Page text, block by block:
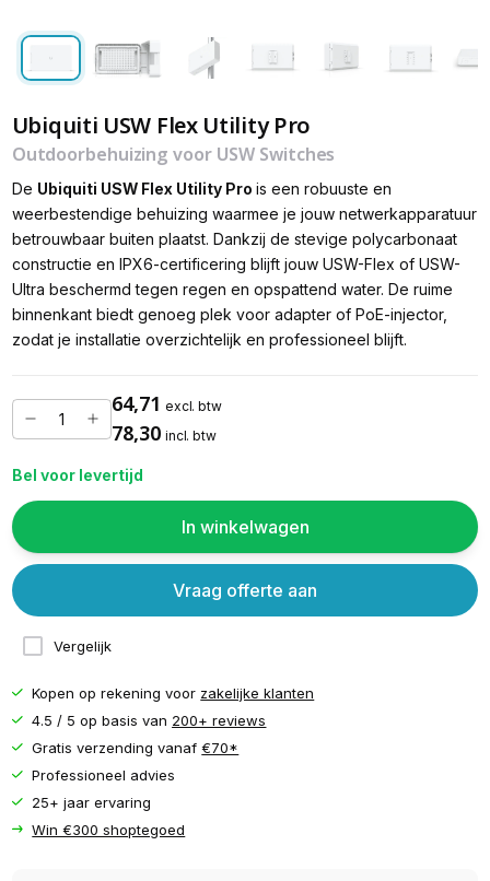
Ubiquiti USW Flex Utility Pro
Outdoorbehuizing voor USW Switches
De Ubiquiti USW Flex Utility Pro is een robuuste en
weerbestendige behuizing waarmee je jouw netwerkapparatuur
betrouwbaar buiten plaatst. Dankzij de stevige polycarbonaat
constructie en IPX6-certificering blijft jouw USW-Flex of USW-
Ultra beschermd tegen regen en opspattend water. De ruime
binnenkant biedt genoeg plek voor adapter of PoE-injector,
zodat je installatie overzichtelijk en professioneel blijft.
64,71 excl. btw
78,30 incl. btw
Bel voor levertijd
In winkelwagen
Vergelijk
Vraag offerte aan
Kopen op rekening voor zakelijke klanten
4.5 / 5 op basis van 200+ reviews
Gratis verzending vanaf€70*
Professioneel advies
25+ jaar ervaring
Win €300 shoptegoed